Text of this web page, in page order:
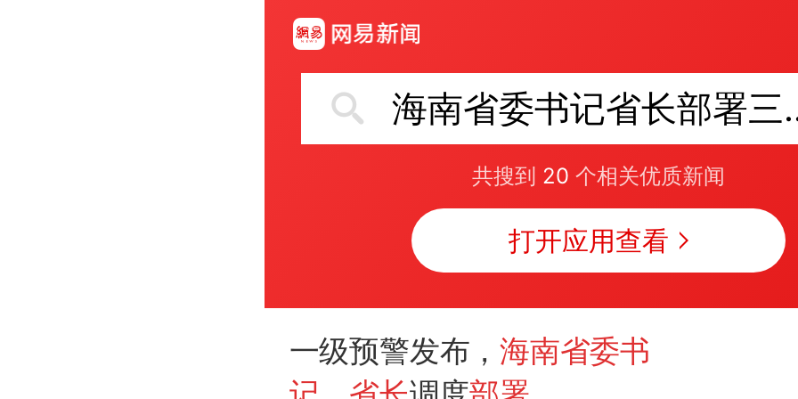
海南省
共搜到 20 个相关优质新闻
打开应用查看
一级预警发布，海南省委书